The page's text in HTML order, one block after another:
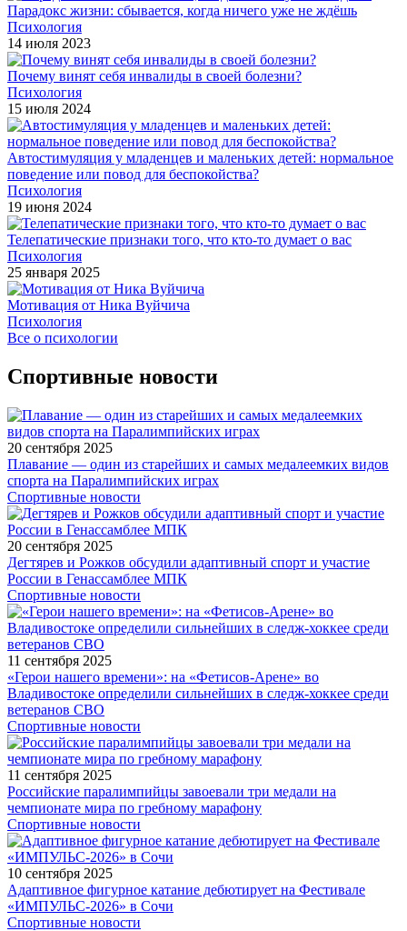
Парадокс жизни: сбывается, когда ничего уже не ждёшь
Психология
14 июля 2023
Почему винят себя инвалиды в своей болезни?
Психология
15 июля 2024
Автостимуляция у младенцев и маленьких детей: нормальное
поведение или повод для беспокойства?
Психология
19 июня 2024
Телепатические признаки того, что кто-то думает о вас
Психология
25 января 2025
Мотивация от Ника Вуйчича
Психология
Все о психологии
Спортивные новости
20 сентября 2025
Плавание — один из старейших и самых медалеемких видов
спорта на Паралимпийских играх
Спортивные новости
20 сентября 2025
Дегтярев и Рожков обсудили адаптивный спорт и участие
России в Генассамблее МПК
Спортивные новости
11 сентября 2025
«Герои нашего времени»: на «Фетисов-Арене» во
Владивостоке определили сильнейших в следж-хоккее среди
ветеранов СВО
Спортивные новости
11 сентября 2025
Российские паралимпийцы завоевали три медали на
чемпионате мира по гребному марафону
Спортивные новости
10 сентября 2025
Адаптивное фигурное катание дебютирует на Фестивале
«ИМПУЛЬС-2026» в Сочи
Спортивные новости